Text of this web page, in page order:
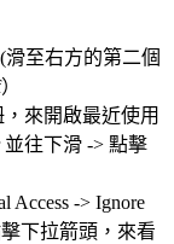
(滑至右方的第二個
來開啟最近使用
並往下滑 -> 點擊
Access -> Ignore
擊下拉箭頭，來看